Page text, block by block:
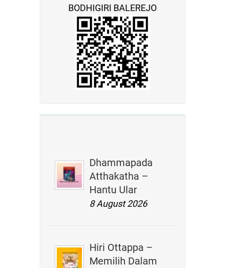
BODHIGIRI BALEREJO
Dhammapada
Atthakatha –
Hantu Ular
8 August 2026
Hiri Ottappa –
Memilih Dalam